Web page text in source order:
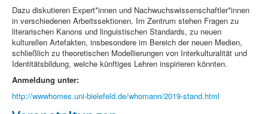
Dazu diskutieren Expert*innen und Nachwuchswissenschaftler*innen
in verschiedenen Arbeitssektionen. Im Zentrum stehen Fragen zu
literarischen Kanons und linguistischen Standards, zu neuen
kulturellen Artefakten, insbesondere im Bereich der neuen Medien,
schließlich zu theoretischen Modellierungen von Interkulturalität und
Identitätsbildung, welche künftiges Lehren inspirieren könnten.
Anmeldung unter:
http://wwwhomes.uni-bielefeld.de/whomann/2019-stand.html